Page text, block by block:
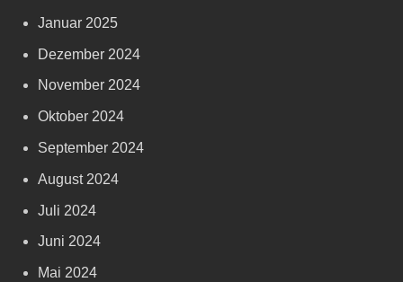
Januar 2025
Dezember 2024
November 2024
Oktober 2024
September 2024
August 2024
Juli 2024
Juni 2024
Mai 2024